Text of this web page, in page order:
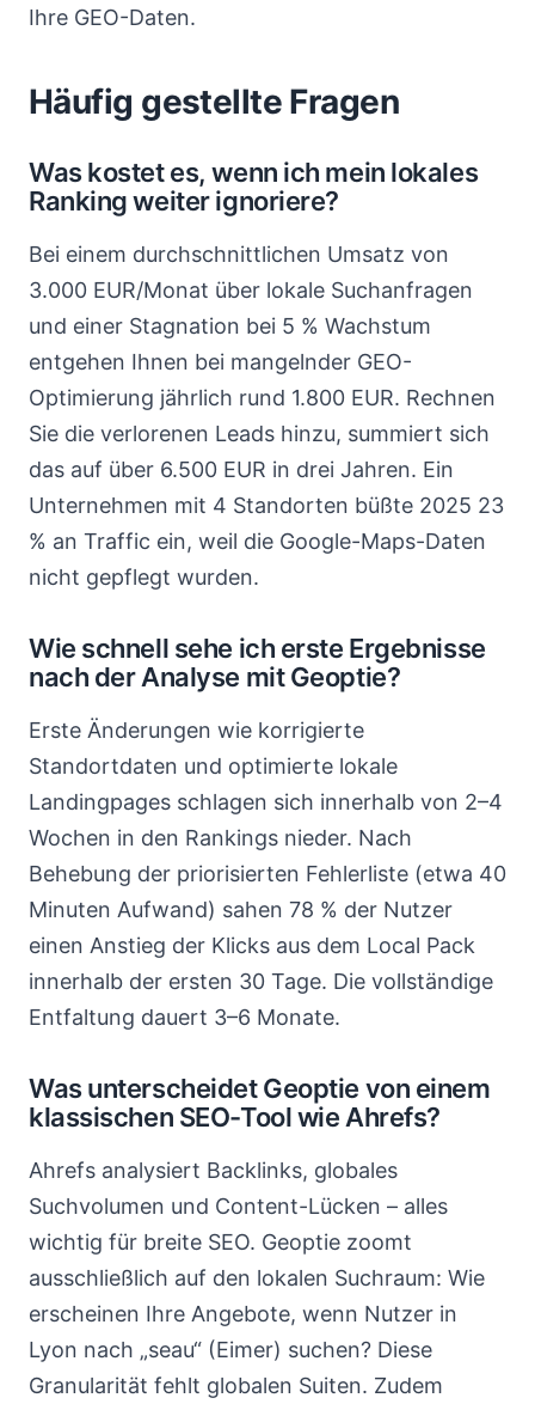
Ihre GEO-Daten.
Häufig gestellte Fragen
Was kostet es, wenn ich mein lokales
Ranking weiter ignoriere?
Bei einem durchschnittlichen Umsatz von
3.000 EUR/Monat über lokale Suchanfragen
und einer Stagnation bei 5 % Wachstum
entgehen Ihnen bei mangelnder GEO-
Optimierung jährlich rund 1.800 EUR. Rechnen
Sie die verlorenen Leads hinzu, summiert sich
das auf über 6.500 EUR in drei Jahren. Ein
Unternehmen mit 4 Standorten büßte 2025 23
% an Traffic ein, weil die Google-Maps-Daten
nicht gepflegt wurden.
Wie schnell sehe ich erste Ergebnisse
nach der Analyse mit Geoptie?
Erste Änderungen wie korrigierte
Standortdaten und optimierte lokale
Landingpages schlagen sich innerhalb von 2–4
Wochen in den Rankings nieder. Nach
Behebung der priorisierten Fehlerliste (etwa 40
Minuten Aufwand) sahen 78 % der Nutzer
einen Anstieg der Klicks aus dem Local Pack
innerhalb der ersten 30 Tage. Die vollständige
Entfaltung dauert 3–6 Monate.
Was unterscheidet Geoptie von einem
klassischen SEO-Tool wie Ahrefs?
Ahrefs analysiert Backlinks, globales
Suchvolumen und Content-Lücken – alles
wichtig für breite SEO. Geoptie zoomt
ausschließlich auf den lokalen Suchraum: Wie
erscheinen Ihre Angebote, wenn Nutzer in
Lyon nach „seau“ (Eimer) suchen? Diese
Granularität fehlt globalen Suiten. Zudem